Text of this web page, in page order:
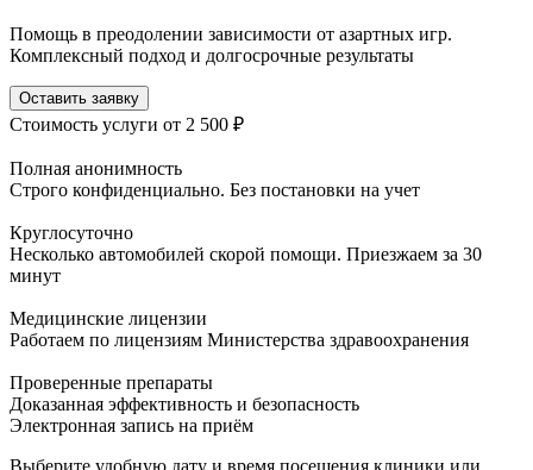
Помощь в преодолении зависимости от азартных игр.
Комплексный подход и долгосрочные результаты
Оставить заявку
Стоимость услуги от 2 500 ₽
Полная анонимность
Строго конфиденциально. Без постановки на учет
Круглосуточно
Несколько автомобилей скорой помощи. Приезжаем за 30
минут
Медицинские лицензии
Работаем по лицензиям Министерства здравоохранения
Проверенные препараты
Доказанная эффективность и безопасность
Электронная запись на приём
Выберите удобную дату и время посещения клиники или